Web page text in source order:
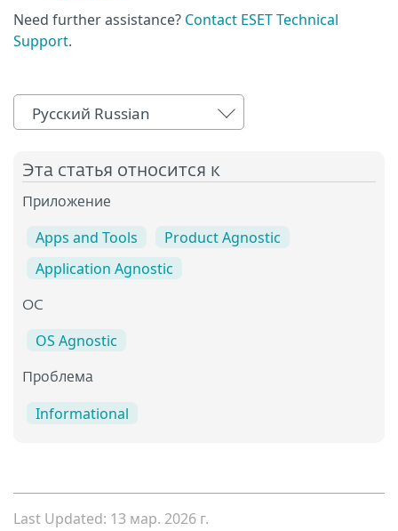
Need further assistance? Contact ESET Technical
Support.
Русский Russian
Эта статья относится к
Приложение
Apps and Tools
Product Agnostic
Application Agnostic
OC
OS Agnostic
Проблема
Informational
Last Updated: 13 мар. 2026 г.